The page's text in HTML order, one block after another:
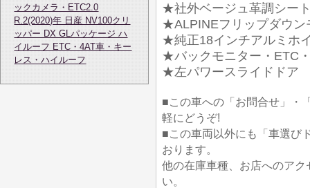
ックカメラ・ETC2.0
R.2(2020)年 日産 NV100クリ
ッパー DX GLパッケージ ハ
イルーフ ETC・4AT車・キー
レス・ハイルーフ
★社外ベージュ革調シー
★ALPINEフリップダウン
★純正18インチアルミホ
★バックモニター・ETC
★左パワースライドドア
■この車への「お問合せ」・
軽にどうぞ!
■この車両以外にも「車選び
おります。
他の在庫車種、お店へのア
い。